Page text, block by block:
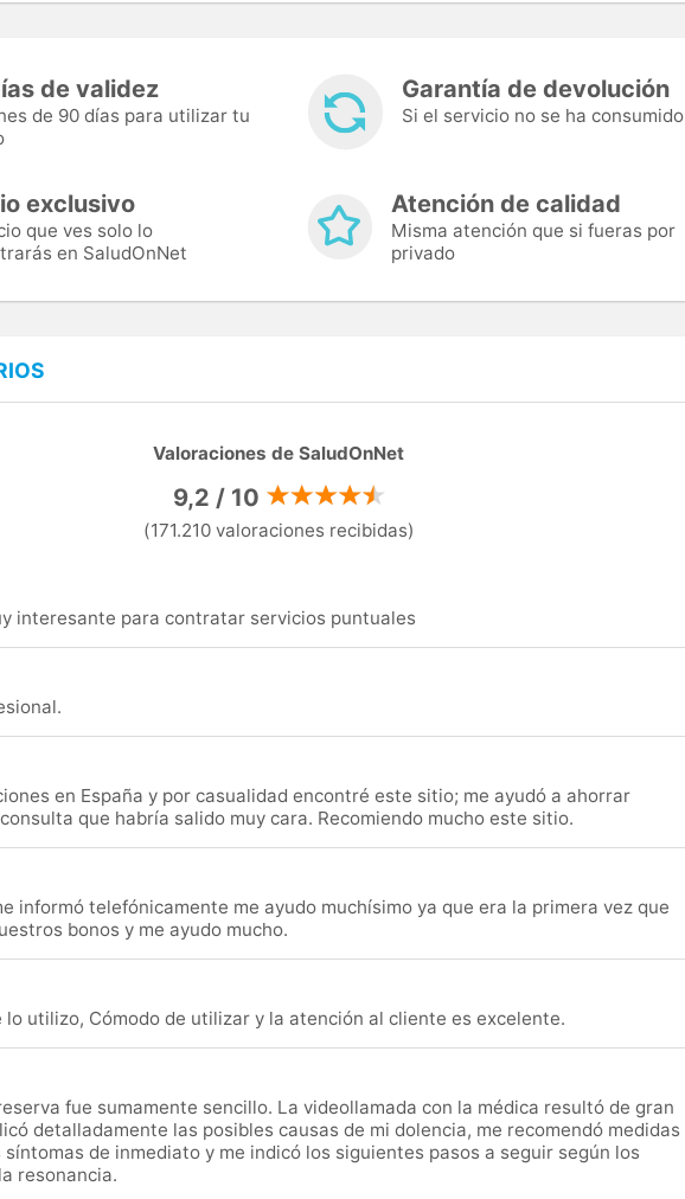
de validez
de 90 días para utilizar tu
Garantía de devolución
Si el servicio no se ha consumido
exclusivo
que ves solo lo
en SaludOnNet
Atención de calidad
Misma atención que si fueras por
privado
Valoraciones de SaludOnNet
9,2 / 10
(171.210 valoraciones recibidas)
interesante para contratar servicios puntuales
en España y por casualidad encontré este sitio; me ayudó a ahorrar
que habría salido muy cara. Recomiendo mucho este sitio.
informó telefónicamente me ayudo muchísimo ya que era la primera vez que
bonos y me ayudo mucho.
lo utilizo, Cómodo de utilizar y la atención al cliente es excelente.
fue sumamente sencillo. La videollamada con la médica resultó de gran
detalladamente las posibles causas de mi dolencia, me recomendó medidas
de inmediato y me indicó los siguientes pasos a seguir según los
resonancia.